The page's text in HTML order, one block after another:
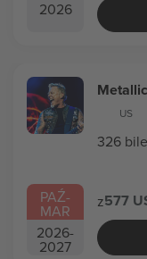
2026
PAŹ-
MAR
2026-
2027
US
326
z577